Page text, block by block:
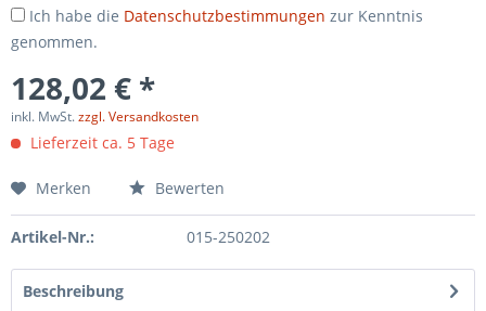
Ich habe die Datenschutzbestimmungen zur Kenntnis
genommen.
128,02 € *
inkl. MwSt.zzgl. Versandkosten
Lieferzeit ca. 5 Tage
Merken Bewerten
Artikel-Nr.: 015-250202
Beschreibung